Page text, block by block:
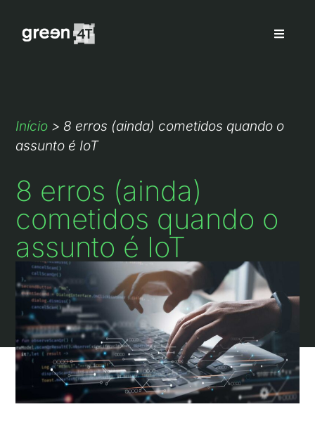
Início > 8 erros (ainda) cometidos quando o
assunto é IoT
8 erros (ainda)
cometidos quando o
assunto é IoT